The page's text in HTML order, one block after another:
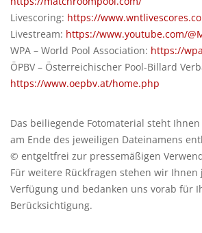
Livescoring: https://
Livestream: https://www.youtube.com/
WPA – World Pool Association: https://
ÖPBV – Österreichischer Pool-Billard
https://www.oepbv.at/home.php
Das beiliegende Fotomaterial steht
am Ende des jeweiligen Dateinamens
© entgeltfrei zur pressemäßigen
Für weitere Rückfragen stehen wir
Verfügung und bedanken uns vorab für
Berücksichtigung.